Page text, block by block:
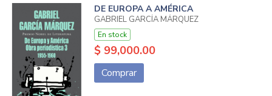
DE EUROPA A AMÉRICA
GABRIEL GARCÍA MÁRQUEZ
En stock
$ 99,000.00
Comprar